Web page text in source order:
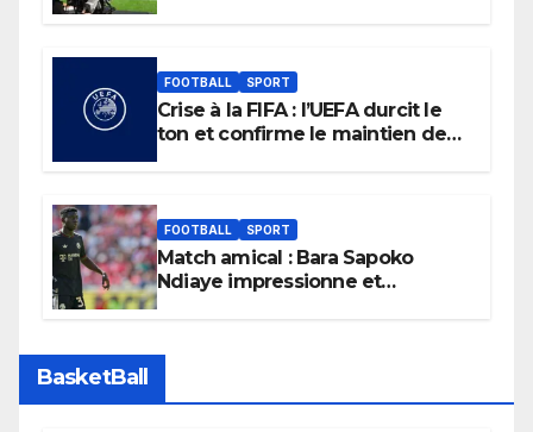
FOOTBALL SPORT
Crise à la FIFA : l’UEFA durcit le
ton et confirme le maintien de
FOOTBALL SPORT
Match amical : Bara Sapoko
Ndiaye impressionne et
BasketBall